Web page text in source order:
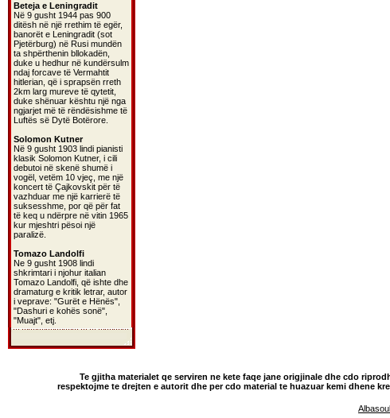
Beteja e Leningradit
Në 9 gusht 1944 pas 900
ditësh në një rrethim të egër,
banorët e Leningradit (sot
Pjetërburg) në Rusi mundën
ta shpërthenin bllokadën,
duke u hedhur në kundërsulm
ndaj forcave të Vermahtit
hitlerian, që i sprapsën rreth
2km larg mureve të qytetit,
duke shënuar kështu një nga
ngjarjet më të rëndësishme të
Luftës së Dytë Botërore.
Solomon Kutner
Në 9 gusht 1903 lindi pianisti
klasik Solomon Kutner, i cili
debutoi në skenë shumë i
vogël, vetëm 10 vjeç, me një
koncert të Çajkovskit për të
vazhduar me një karrierë të
suksesshme, por që për fat
të keq u ndërpre në vitin 1965
kur mjeshtri pësoi një
paralizë.
Tomazo Landolfi
Ne 9 gusht 1908 lindi
shkrimtari i njohur italian
Tomazo Landolfi, që ishte dhe
dramaturg e kritik letrar, autor
i veprave: "Gurët e Hënës",
"Dashuri e kohës sonë",
"Muajt", etj.
Te gjitha materialet qe serviren ne kete faqe jane origjinale dhe cdo
respektojme te drejten e autorit dhe per cdo material te huazuar kemi dhene